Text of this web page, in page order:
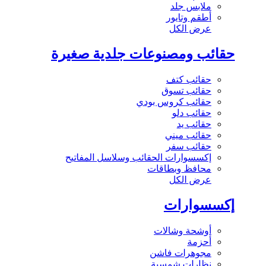
ملابس جلد
أطقم وتايور
عرض الكل
حقائب ومصنوعات جلدية صغيرة
حقائب كتف
حقائب تسوق
حقائب كروس بودي
حقائب دلو
حقائب يد
حقائب ميني
حقائب سفر
إكسسوارات الحقائب وسلاسل المفاتيح
محافظ وبطاقات
عرض الكل
إكسسوارات
أوشحة وشالات
أحزمة
مجوهرات فاشن
نظارات شمسية